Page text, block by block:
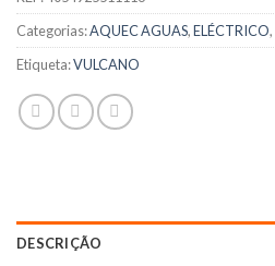
Categorias:AQUEC AGUAS,ELÉCTRICO,
Etiqueta:VULCANO
DESCRIÇÃO